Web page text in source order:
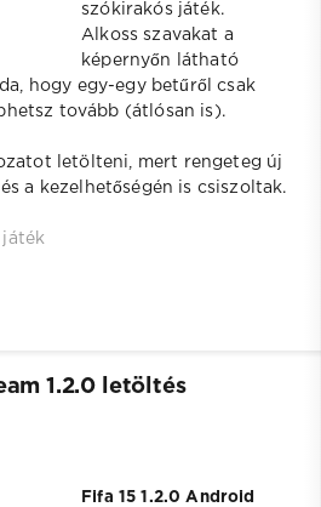
szókirakós játék.
Alkoss szavakat a
képernyőn látható
hogy egy-egy betűről csak
tovább (átlósan is).
letölteni, mert rengeteg új
a kezelhetőségén is csiszoltak.
1.2.0 letöltés
Fifa 15 1.2.0 Android